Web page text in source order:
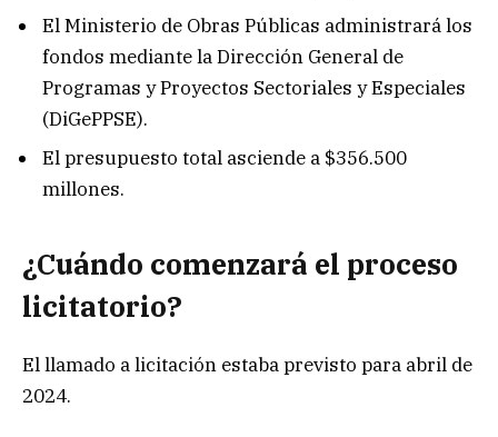
El Ministerio de Obras Públicas administrará los
fondos mediante la Dirección General de
Programas y Proyectos Sectoriales y Especiales
(DiGePPSE).
El presupuesto total asciende a $356.500
millones.
¿Cuándo comenzará el proceso
licitatorio?
El llamado a licitación estaba previsto para abril de
2024.